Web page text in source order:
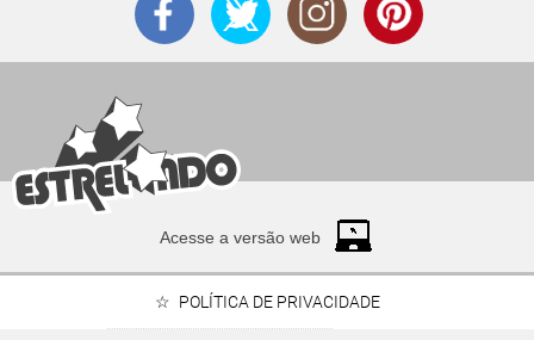
Acesse a versão web
POLÍTICA DE PRIVACIDADE